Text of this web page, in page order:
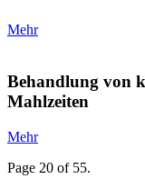
Mehr
Behandlung von
Mahlzeiten
Mehr
Page 20 of 55.